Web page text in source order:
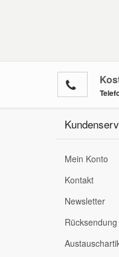
Mein Konto
Kontakt
Newsletter
Rücksendung